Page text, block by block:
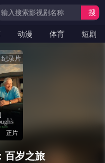
动漫 体育 短剧
搜
纪录片
正片
百岁之旅